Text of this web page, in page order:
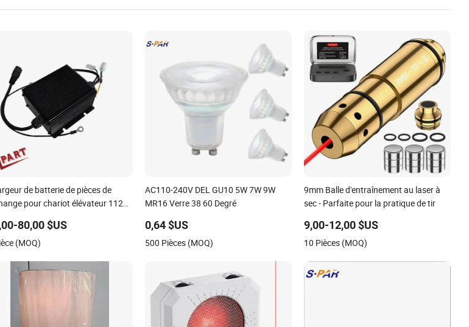
de batterie de pièces de
pour chariot élévateur 1121-
électrique
80,00 $US
(MOQ)
AC110-240V DEL GU10 5W 7W 9W
MR16 Verre 38 60 Degré
0,64 $US
500 Pièces (MOQ)
9mm Balle d'entraînement au laser à
sec - Parfaite pour la pratique de tir
9,00-12,00 $US
10 Pièces (MOQ)